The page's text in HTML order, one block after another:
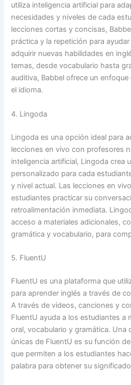
utiliza inteligencia artificial para
necesidades y niveles de cada
lecciones cortas y concisas,
práctica y la repetición para
adquirir nuevas habilidades en
temas, desde vocabulario hasta
auditiva, Babbel ofrece un
el idioma.
4. Lingoda
Lingoda es una opción ideal para
lecciones en vivo con profesores
inteligencia artificial, Lingoda crea
personalizado para cada
y nivel actual. Las lecciones en
estudiantes practicar su
retroalimentación inmediata.
acceso a materiales adicionales,
gramática y vocabulario, para
5. FluentU
FluentU es una plataforma que
para aprender inglés a través de
A través de videos, canciones y
FluentU ayuda a los estudiantes a
oral, vocabulario y gramática. Una
únicas de FluentU es su función
que permiten a los estudiantes
palabra para obtener su